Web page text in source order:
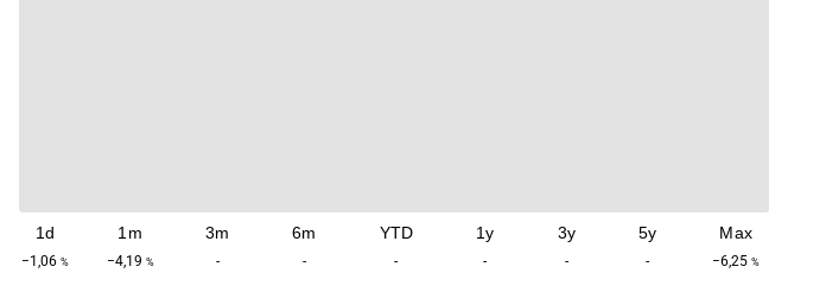
1d
−1,06 %
1m
−4,19 %
3m
-
6m
-
YTD
-
1y
-
3y
-
5y
-
Max
−6,25 %